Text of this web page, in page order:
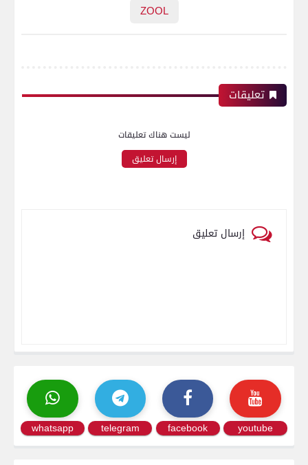
ZOOL
تعليقات
ليست هناك تعليقات
إرسال تعليق
إرسال تعليق
youtube
facebook
telegram
whatsapp